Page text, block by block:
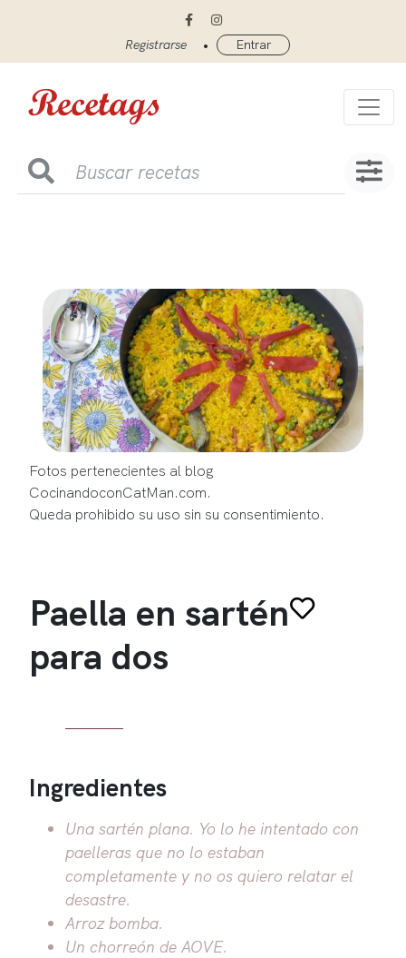
Registrarse • Entrar
Fotos pertenecientes al blog
CocinandoconCatMan.com.
Queda prohibido su uso sin su consentimiento.
Paella en sartén
para dos
Ingredientes
Una sartén plana. Yo lo he intentado con
paelleras que no lo estaban
completamente y no os quiero relatar el
desastre.
Arroz bomba.
Un chorreón de AOVE.